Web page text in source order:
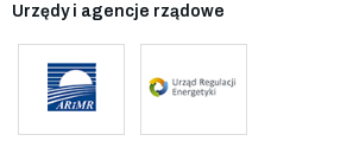
Urzędy i agencje rządowe